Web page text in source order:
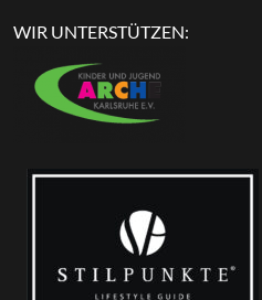
WIR UNTERSTÜTZEN: